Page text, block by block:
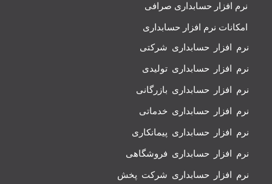
نرم افزار حسابداری صرافی
امکانات نرم افزار حسابداری
نرم افزار حسابداری شرکتی
نرم افزار حسابداری تولیدی
نرم افزار حسابداری بازرگانی
نرم افزار حسابداری خدماتی
نرم افزار حسابداری پیمانکاری
نرم افزار حسابداری فروشگاهی
نرم افزار حسابداری شرکت پخش